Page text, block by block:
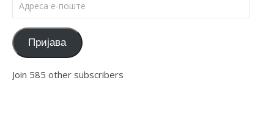
Пријава
Join 585 other subscribers